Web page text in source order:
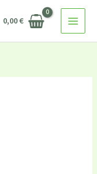
0,00€